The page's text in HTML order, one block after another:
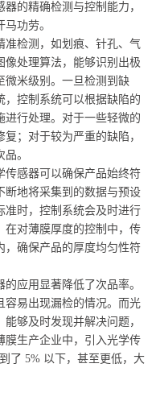
的精确检测与控制能力，
功劳。
准检测，如划痕、针孔、气
像处理算法，能够识别出极
微米级别。一旦检测到缺
，控制系统可以根据缺陷的
进行处理。对于一些轻微的
；对于较为严重的缺陷，
。
传感器可以确保产品始终符
断地将采集到的数据与预设
准时，控制系统会及时进行
在对薄膜厚度的控制中，传
，确保产品的厚度均匀性符
应用显著降低了次品率。
容易出现漏检的情况。而光
够及时发现并解决问题，
膜生产企业中，引入光学传
了 5% 以下，甚至更低，大